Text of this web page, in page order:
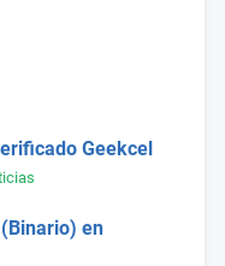
Geekcel
en